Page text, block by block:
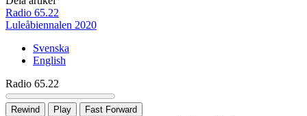
Radio 65.22
Luleåbiennalen 2020
Svenska
English
Radio 65.22
Rewind Play Fast Forward